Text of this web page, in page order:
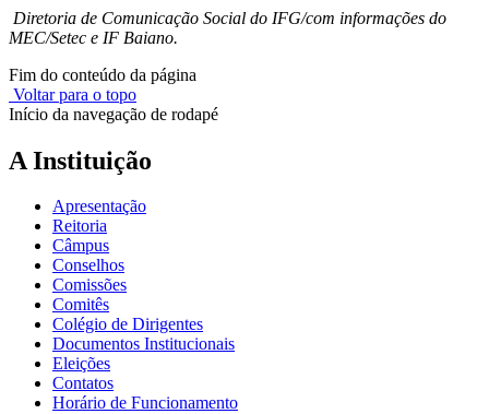
Diretoria de Comunicação Social do IFG/com informações do
MEC/Setec e IF Baiano.
Fim do conteúdo da página
Voltar para o topo
Início da navegação de rodapé
A Instituição
Apresentação
Reitoria
Câmpus
Conselhos
Comissões
Comitês
Colégio de Dirigentes
Documentos Institucionais
Eleições
Contatos
Horário de Funcionamento